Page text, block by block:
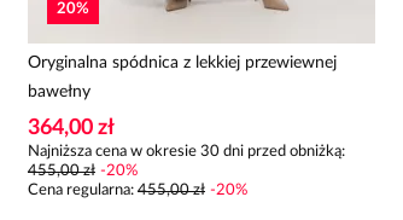
20%
Oryginalna spódnica z lekkiej przewiewnej
bawełny
364,00 zł
Najniższa cena w okresie 30 dni przed obniżką:
455,00 zł -20%
Cena regularna: 455,00 zł -20%